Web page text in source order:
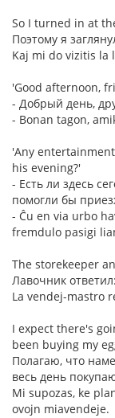
So I turned in at
Поэтому я
Kaj mi do vizitis la
'Good afternoon,
- Добрый день,
- Bonan tagon,
'Any
his evening?'
- Есть ли здесь
помогли бы
- Ĉu en via urbo
fremdulo pasigi
The storekeeper
Лавочник ответил:
La vendej-mastro
I expect there's
been buying my
Полагаю, что
весь день
Mi supozas, ke
ovojn miavendeje.